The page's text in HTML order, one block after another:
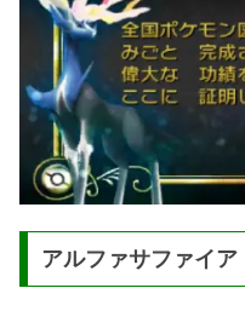
アルファサファイア